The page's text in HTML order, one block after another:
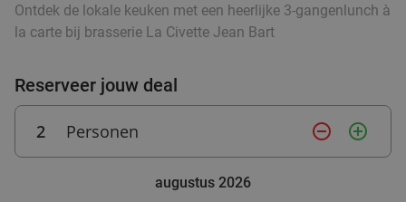
food
4-gangendiner of -lunch à la carte + amuses
Morgen Za
Zo
Restaurant 't Hooghe
star
Kachtem-Izegem 27 min.
Ontdek de lokale keuken met een heerlijke 3-gangenlunch à
la carte bij brasserie La Civette Jean Bart
Reserveer jouw deal
2 Personen remove_circle_outline add_circle_outline
augustus 2026